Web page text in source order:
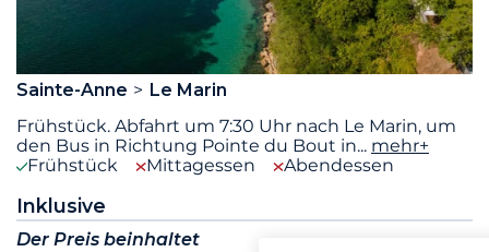
Sainte-Anne
Le Marin
Frühstück. Abfahrt um 7:30 Uhr nach Le Marin, um
den Bus in Richtung Pointe du Bout in... mehr+
Frühstück
Mittagessen Abendessen
Inklusive
Der Preis beinhaltet